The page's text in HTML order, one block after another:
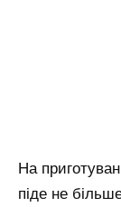
На
піде не